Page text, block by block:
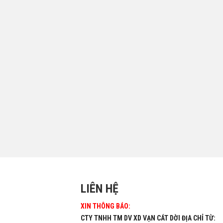
LIÊN HỆ
XIN THÔNG BÁO:
CTY TNHH TM DV XD VẠN CÁT DỜI ĐỊA CHỈ TỪ: